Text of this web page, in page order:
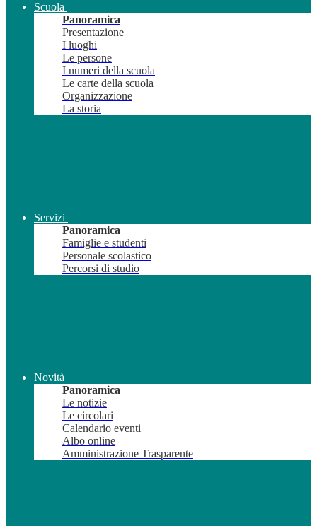
Scuola
Panoramica
Presentazione
I luoghi
Le persone
I numeri della scuola
Le carte della scuola
Organizzazione
La storia
Servizi
Panoramica
Famiglie e studenti
Personale scolastico
Percorsi di studio
Novità
Panoramica
Le notizie
Le circolari
Calendario eventi
Albo online
Amministrazione Trasparente